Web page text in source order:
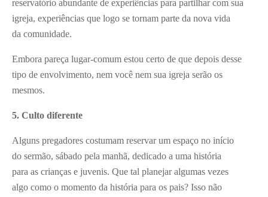
reservatório abundante de experiências para partilhar com sua
igreja, experiências que logo se tornam parte da nova vida
da comunidade.
Embora pareça lugar-comum estou certo de que depois desse
tipo de envolvimento, nem você nem sua igreja serão os
mesmos.
5. Culto diferente
Alguns pregadores costumam reservar um espaço no início
do sermão, sábado pela manhã, dedicado a uma história
para as crianças e juvenis. Que tal planejar algumas vezes
algo como o momento da história para os pais? Isso não